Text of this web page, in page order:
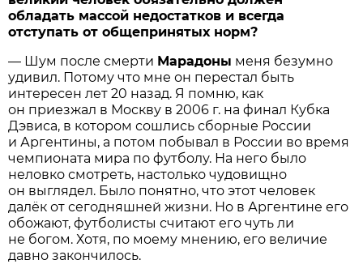
обладать массой недостатков и всегда
отступать от общепринятых норм?
— Шум после смерти Марадоны меня безумно
удивил. Потому что мне он перестал быть
интересен лет 20 назад. Я помню, как
он приезжал в Москву в 2006 г. на финал Кубка
Дэвиса, в котором сошлись сборные России
и Аргентины, а потом побывал в России во время
чемпионата мира по футболу. На него было
неловко смотреть, настолько чудовищно
он выглядел. Было понятно, что этот человек
далёк от сегодняшней жизни. Но в Аргентине его
обожают, футболисты считают его чуть ли
не богом. Хотя, по моему мнению, его величие
давно закончилось.